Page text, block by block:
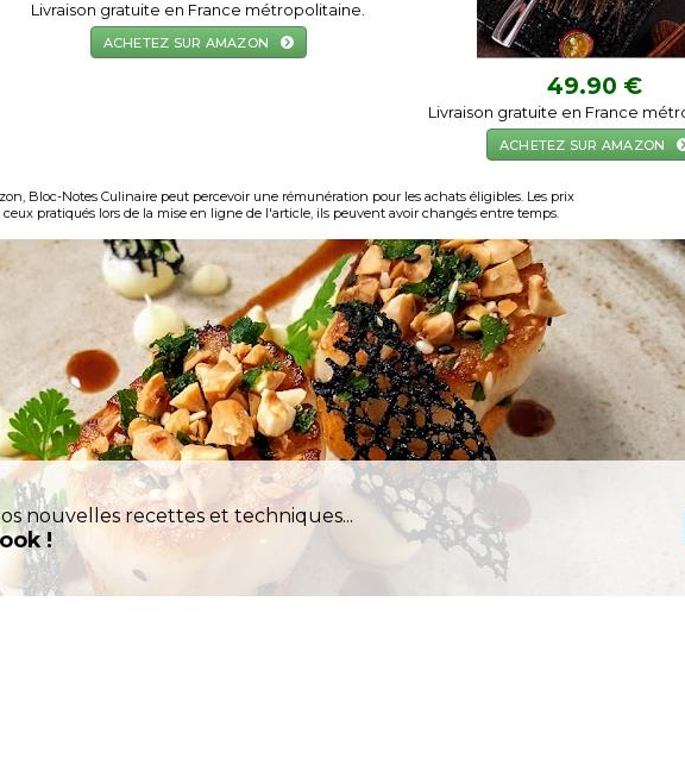
Livraison gratuite en France métropolitaine.
ACHETEZ SUR AMAZON
49.90 €
Livraison gratuite en France
ACHETEZ SUR AMAZON
Bloc-Notes Culinaire peut percevoir une rémunération pour les achats éligibles. Les prix
pratiqués lors de la mise en ligne de l'article, ils peuvent avoir changés entre temps.
nouvelles recettes et techniques...
!